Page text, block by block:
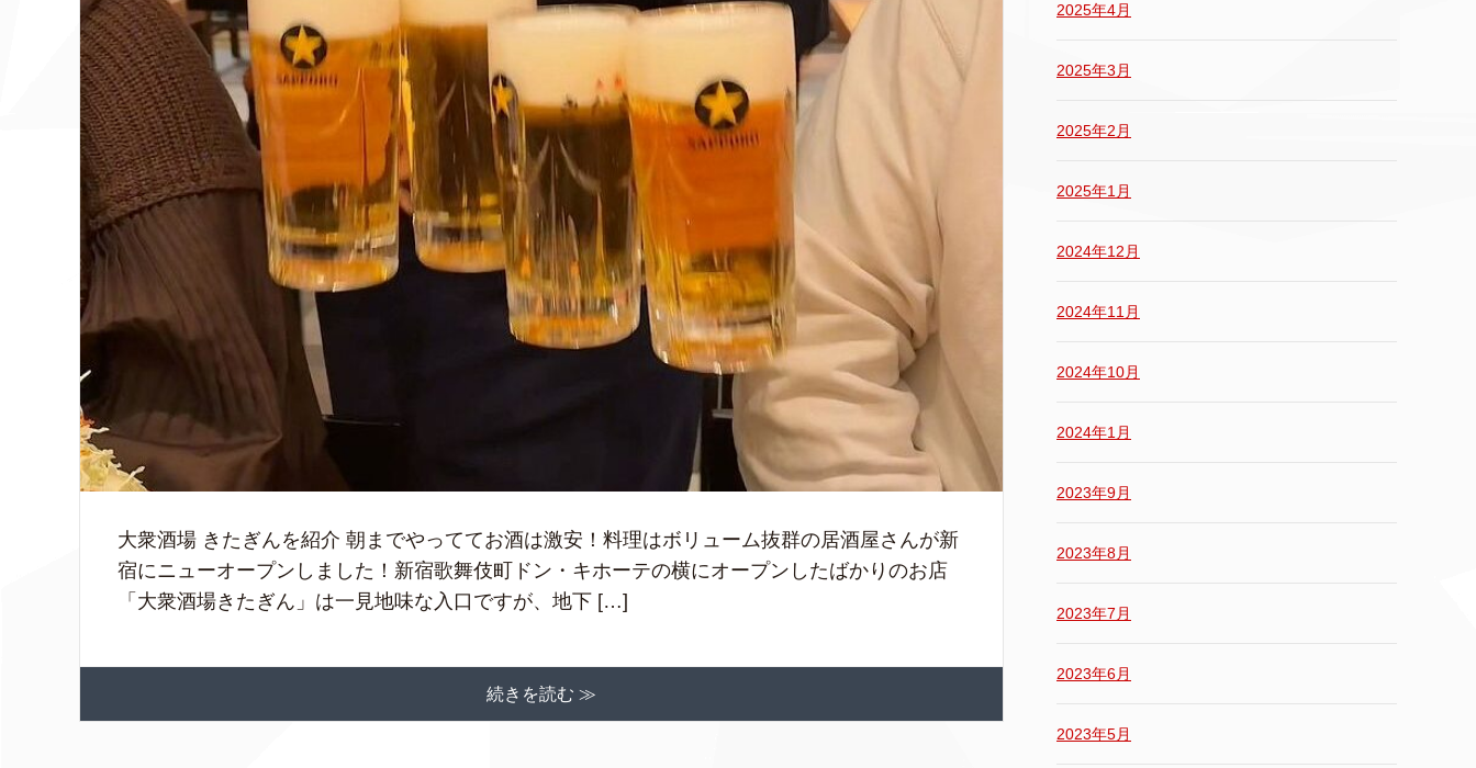
大衆酒場 きたぎんを紹介 朝までやっててお酒は激安！料理はボリューム抜群の居酒屋さんが新
宿にニューオープンしました！新宿歌舞伎町ドン・キホーテの横にオープンしたばかりのお店
「大衆酒場きたぎん」は一見地味な入口ですが、地下 […]
続きを読む ≫
2025年4月
2025年3月
2025年2月
2025年1月
2024年12月
2024年11月
2024年10月
2024年1月
2023年9月
2023年8月
2023年7月
2023年6月
2023年5月